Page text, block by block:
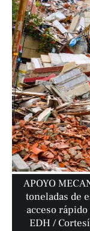
APOYO
toneladas de
acceso
EDH /